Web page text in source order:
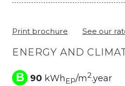
Print brochure See our
ENERGY AND
B 90 kWhEP/m2.year